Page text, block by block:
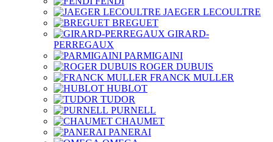
JAEGER LECOULTRE
BREGUET
GIRARD-
PERREGAUX
PARMIGAINI
ROGER DUBUIS
FRANCK MULLER
HUBLOT
TUDOR
PURNELL
CHAUMET
PANERAI